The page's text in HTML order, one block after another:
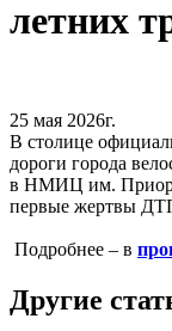
летних
25 мая 2026г.
В столице
дороги города
в НМИЦ им.
первые жертвы
Подробнее – в
Другие